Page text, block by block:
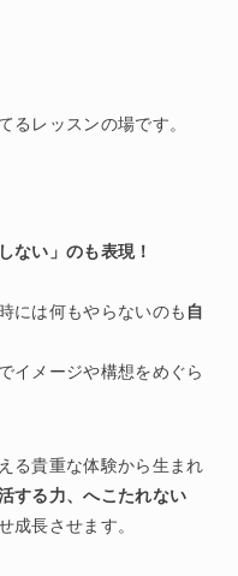
るレッスンの場です。
ない」のも表現！
には何もやらないのも 自
イメージや構想をめぐら
る貴重な体験から生まれ
する力、へこたれない
成長させます。